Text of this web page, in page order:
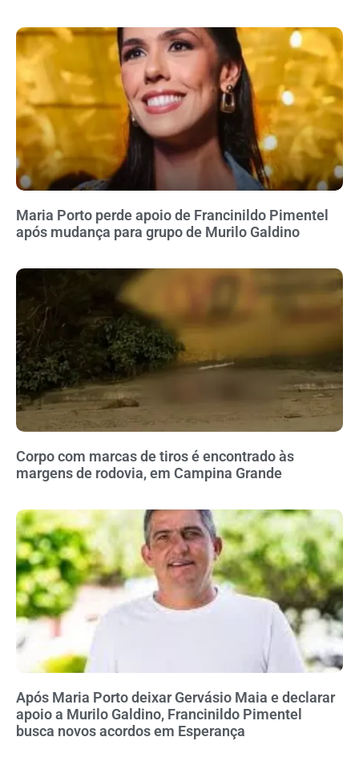
Maria Porto perde apoio de Francinildo Pimentel
após mudança para grupo de Murilo Galdino
Corpo com marcas de tiros é encontrado às
margens de rodovia, em Campina Grande
Após Maria Porto deixar Gervásio Maia e declarar
apoio a Murilo Galdino, Francinildo Pimentel
busca novos acordos em Esperança